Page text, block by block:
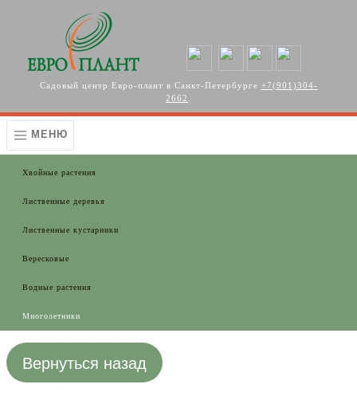
Перейти к основному содержанию
Садовый центр Евро-плант в Санкт-Петербурге +7(901)304-
2662
МЕНЮ
Хвойные растения
Лиственные деревья
Лиственные кустарники
Вересковые
Водные растения
Многолетники
Вернуться назад